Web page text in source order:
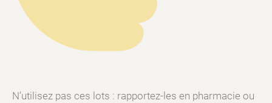
N’utilisez pas ces lots : rapportez-les en pharmacie ou